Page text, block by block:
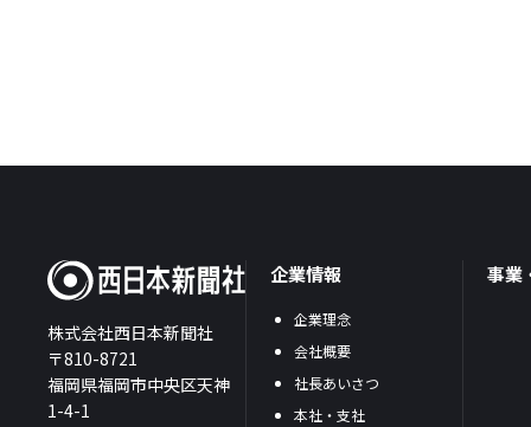
株式会社西日本新聞社
〒810-8721
福岡県福岡市中央区天神
1-4-1
企業情報
企業理念
会社概要
社長あいさつ
本社・支社
事業